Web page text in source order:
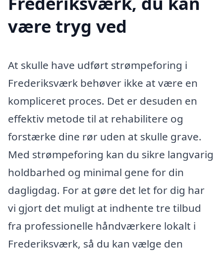
være tryg ved
At skulle have udført strømpeforing i
Frederiksværk behøver ikke at være en
kompliceret proces. Det er desuden en
effektiv metode til at rehabilitere og
forstærke dine rør uden at skulle grave.
Med strømpeforing kan du sikre langvarig
holdbarhed og minimal gene for din
dagligdag. For at gøre det let for dig har
vi gjort det muligt at indhente tre tilbud
fra professionelle håndværkere lokalt i
Frederiksværk, så du kan vælge den